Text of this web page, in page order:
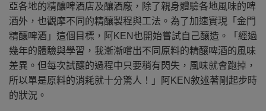
亞各地的精釀啤酒店及釀酒廠，除了親身體驗各地風味的啤
酒外，也觀摩不同的精釀製程與工法。為了加速實現「金門
精釀啤酒」這個目標， 阿KEN也開始嘗試自己釀造。「經過
幾年的體驗與學習，我漸漸嚐出不同原料的精釀啤酒的風味
差異。但每次試釀的過程中只要稍有閃失，風味就會跑掉，
所以單是原料的消耗就十分驚人！」
阿KEN敘述著剛起步時
的狀況。